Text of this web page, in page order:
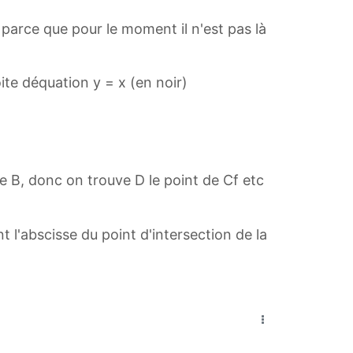
que pour le moment il n'est pas là
déquation y = x (en noir)
B, donc on trouve D le point de Cf etc
l'abscisse du point d'intersection de la